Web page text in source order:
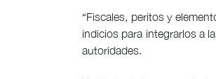
“Fiscales, peritos y
indicios para integrarlos a
autoridades.